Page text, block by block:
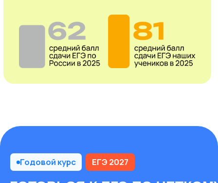
Начать подготовку
Все Высшая математика
предметов